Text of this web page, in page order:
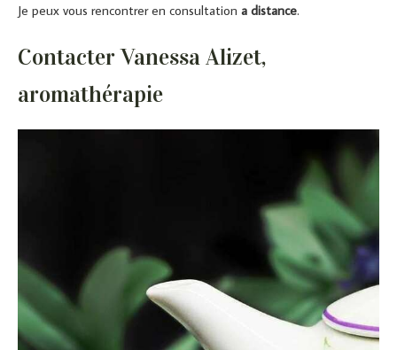
Je peux vous rencontrer en consultation a distance.
Contacter Vanessa Alizet,
aromathérapie